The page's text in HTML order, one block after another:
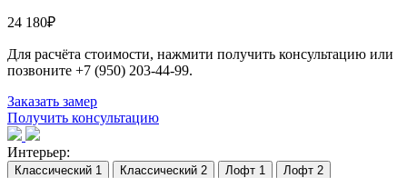
24 180₽
Для расчёта стоимости, нажмити получить консультацию или
позвоните +7 (950) 203-44-99.
Заказать замер
Получить консультацию
Интерьер: